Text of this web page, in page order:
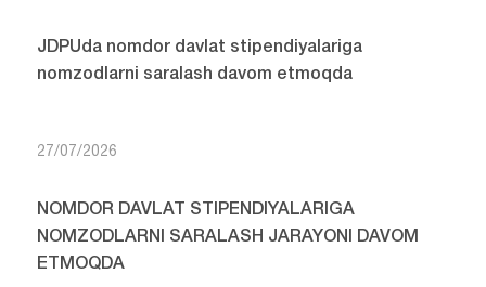
JDPUda nomdor davlat stipendiyalariga
nomzodlarni saralash davom etmoqda
27/07/2026
NOMDOR DAVLAT STIPENDIYALARIGA
NOMZODLARNI SARALASH JARAYONI DAVOM
ETMOQDA